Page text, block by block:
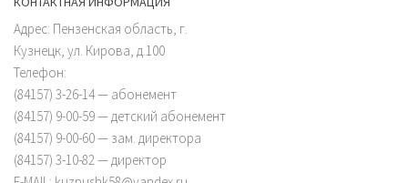
Адрес: Пензенская область, г.
Кузнецк, ул. Кирова, д.100
Телефон:
(84157) 3-26-14 — абонемент
(84157) 9-00-59 — детский абонемент
(84157) 9-00-60 — зам. директора
(84157) 3-10-82 — директор